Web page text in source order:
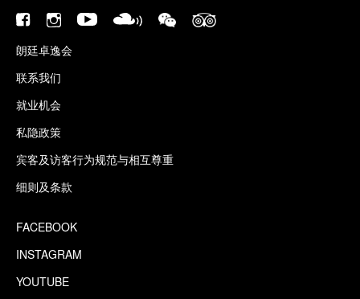
朗廷卓逸会
联系我们
就业机会
私隐政策
宾客及访客行为规范与相互尊重
细则及条款
FACEBOOK
INSTAGRAM
YOUTUBE